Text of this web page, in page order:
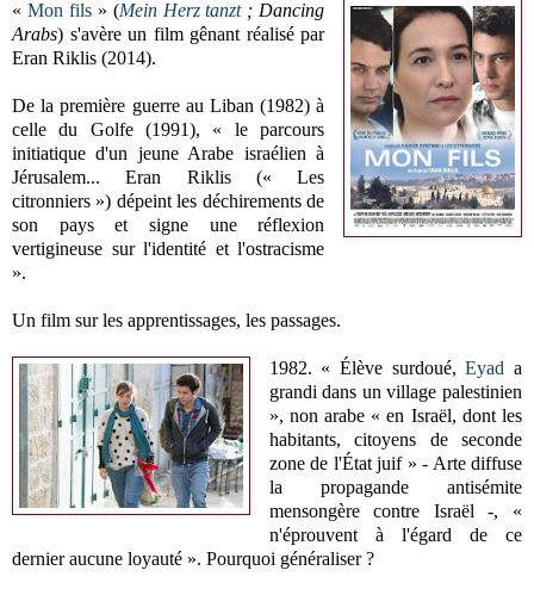
« Mon fils» (Mein Herz tanzt; Dancing
Arabs) s'avère un film gênant réalisé par
Eran Riklis (2014).
De la première guerre au Liban (1982) à
celle du Golfe (1991), « le parcours
initiatique d'un jeune Arabe israélien à
Jérusalem... Eran Riklis (« Les
citronniers ») dépeint les déchirements de
son pays et signe une réflexion
vertigineuse sur l'identité et l'ostracisme
».
Un film sur les apprentissages, les passages.
1982. « Élève surdoué,Eyad a
grandi dans un village palestinien
», non arabe « en Israël, dont les
habitants, citoyens de seconde
zone de l'État juif » - Arte diffuse
la propagande antisémite
mensongère contre Israël -, «
n'éprouvent à l'égard de ce
dernier aucune loyauté ». Pourquoi généraliser ?